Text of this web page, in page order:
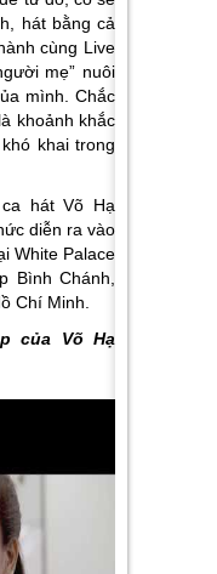
hát bằng cả
cùng Live
mẹ” nuôi
mình. Chắc
khoảnh khắc
khai trong
hát Võ Hạ
diễn ra vào
White Palace
Bình Chánh,
Chí Minh.
của Võ Hạ